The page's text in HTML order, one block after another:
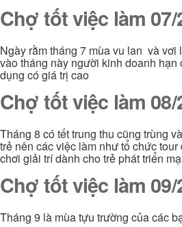
Chợ tốt việc làm 07/
Ngày rằm tháng 7 mùa vu lan và
vào tháng này người kinh doanh hạn
dụng có giá trị cao
Chợ tốt việc làm 08/
Tháng 8 có tết trung thu cũng trùng
trẻ nên các việc làm như tổ chức
chơi giải trí dành cho trẻ phát triển
Chợ tốt việc làm 09/
Tháng 9 là mùa tựu trường của các